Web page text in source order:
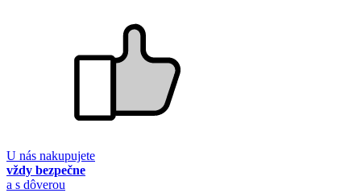
U nás nakupujete
vždy bezpečne
a s dôverou